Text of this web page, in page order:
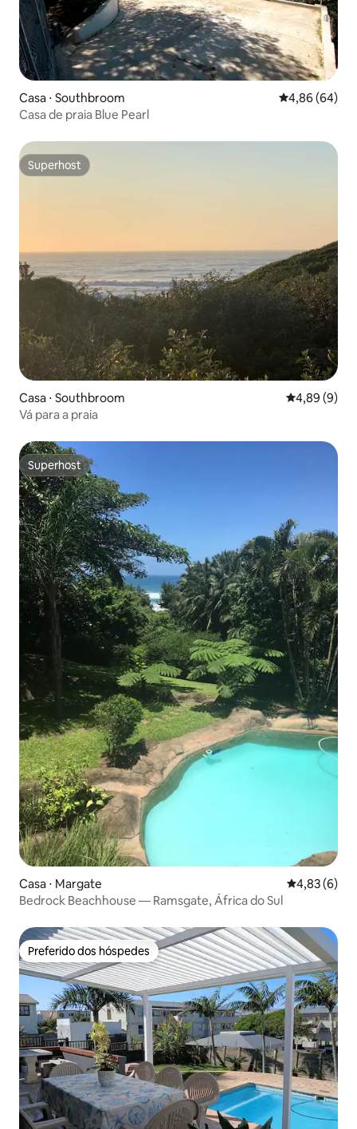
Casa ⋅ Southbroom 4,86 de uma
4,86 (64)
Casa de praia Blue Pearl
Superhost
Superhost
Casa ⋅ Southbroom 4,89 de uma
4,89 (9)
Vá para a praia
Superhost
Superhost
Casa ⋅ Margate 4,83 de uma
4,83 (6)
Bedrock Beachhouse — Ramsgate, África do Sul
Preferido dos hóspedes
Preferido dos hóspedes